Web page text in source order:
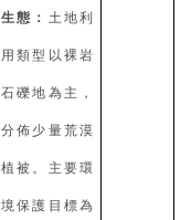
生態： 土地利
用類型以裸岩
石礫地為主，
分佈少量荒漠
植被。主要環
境保護目標為